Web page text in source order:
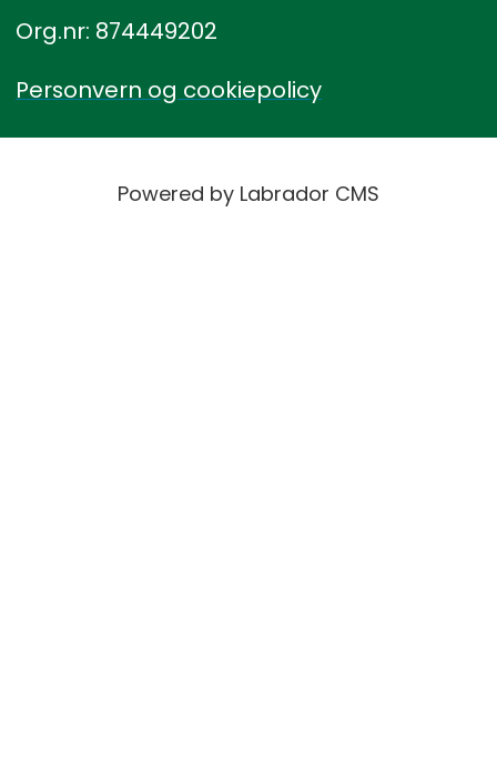
Org.nr: 874449202
Personvern og cookiepolicy
Powered by Labrador CMS